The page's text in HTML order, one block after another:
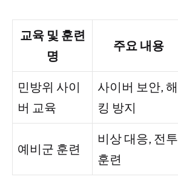
교육 및 훈련
명
주요 내용
민방위 사이
버 교육
사이버 보안, 해
킹 방지
예비군 훈련
비상 대응, 전투
훈련